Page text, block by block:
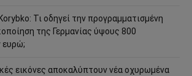
Τι οδηγεί την προγραμματισμένη
της Γερμανίας ύψους 800
ευρώ;
εικόνες αποκαλύπτουν νέα οχυρωμένα